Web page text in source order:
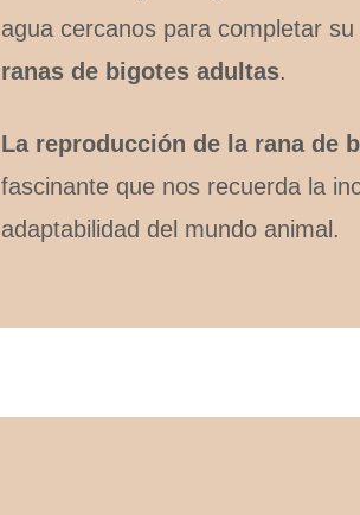
agua cercanos para completar
ranas de bigotes adultas.
La reproducción de la rana de
fascinante que nos recuerda la
adaptabilidad del mundo animal.